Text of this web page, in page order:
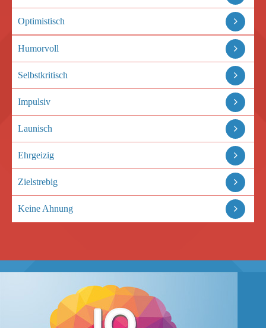
Optimistisch
Humorvoll
Selbstkritisch
Impulsiv
Launisch
Ehrgeizig
Zielstrebig
Keine Ahnung